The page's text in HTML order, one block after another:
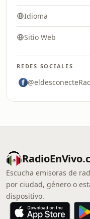
Idioma
Sitio Web
REDES SOCIALES
Escucha emisoras de
por ciudad, género o
dispositivo.